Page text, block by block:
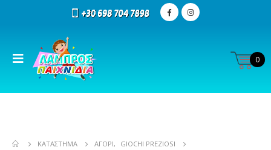
0
ΚΑΤΆΣΤΗΜΑ ΑΓΌΡΙ,
GIOCHI PREZIOSI